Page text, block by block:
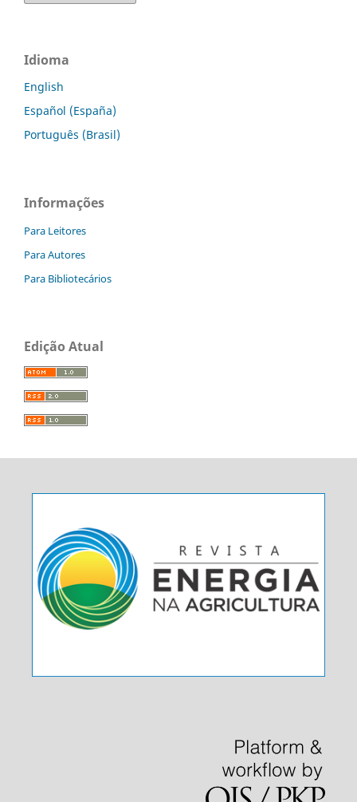
Idioma
English
Español (España)
Português (Brasil)
Informações
Para Leitores
Para Autores
Para Bibliotecários
Edição Atual